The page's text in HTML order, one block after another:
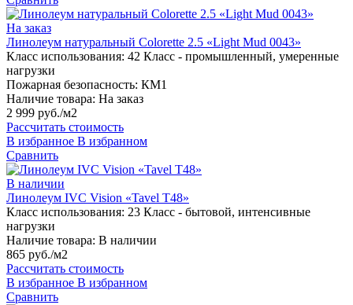
На заказ
Линолеум натуральный Colorette 2.5 «Light Mud 0043»
Класс использования: 42 Класс - промышленный, умеренные
нагрузки
Пожарная безопасность: КМ1
Наличие товара: На заказ
2 999 руб./м2
Рассчитать стоимость
В избранное В избранном
Сравнить
В наличии
Линолеум IVC Vision «Tavel T48»
Класс использования: 23 Класс - бытовой, интенсивные
нагрузки
Наличие товара: В наличии
865 руб./м2
Рассчитать стоимость
В избранное В избранном
Сравнить